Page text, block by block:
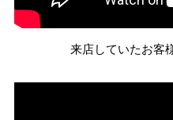
来店していたお客